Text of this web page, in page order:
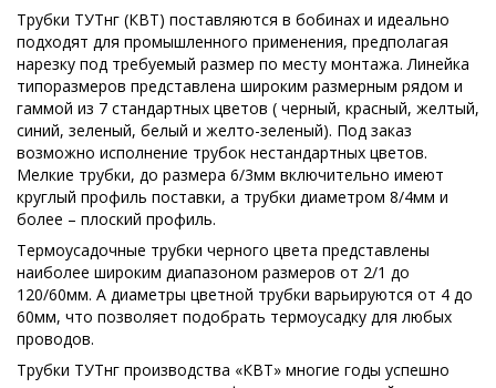
Трубки ТУТнг (КВТ) поставляются в бобинах и идеально
подходят для промышленного применения, предполагая
нарезку под требуемый размер по месту монтажа. Линейка
типоразмеров представлена широким размерным рядом и
гаммой из 7 стандартных цветов ( черный, красный, желтый,
синий, зеленый, белый и желто-зеленый). Под заказ
возможно исполнение трубок нестандартных цветов.
Мелкие трубки, до размера 6/3мм включительно имеют
круглый профиль поставки, а трубки диаметром 8/4мм и
более – плоский профиль.
Термоусадочные трубки черного цвета представлены
наиболее широким диапазоном размеров от 2/1 до
120/60мм. А диаметры цветной трубки варьируются от 4 до
60мм, что позволяет подобрать термоусадку для любых
проводов.
Трубки ТУТнг производства «КВТ» многие годы успешно